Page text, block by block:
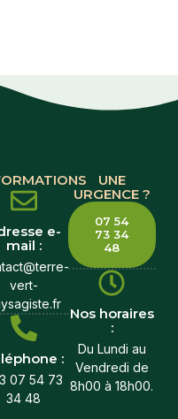
e-
mail :
vert-
:
07 54 73
34 48
UNE
URGENCE ?
07 54
73 34
48
Nos horaires
:
Du Lundi au
Vendredi de
8h00 à 18h00.